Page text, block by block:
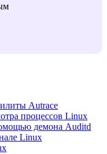
Autrace
процессов Linux
демона Auditd
Linux